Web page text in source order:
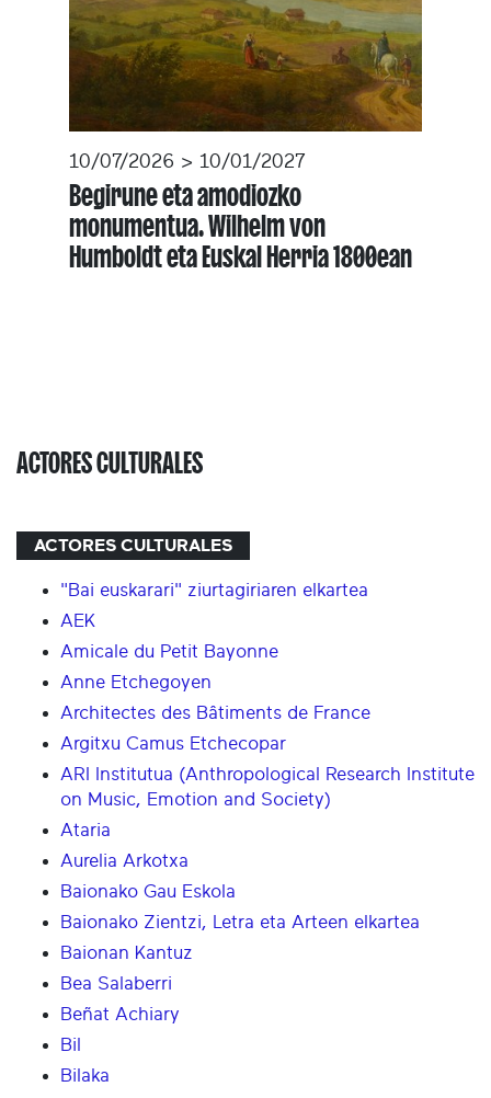
10/07/2026 > 10/01/2027
Begirune eta amodiozko
monumentua. Wilhelm von
Humboldt eta Euskal Herria 1800ean
ACTORES CULTURALES
ACTORES CULTURALES
"Bai euskarari" ziurtagiriaren elkartea
AEK
Amicale du Petit Bayonne
Anne Etchegoyen
Architectes des Bâtiments de France
Argitxu Camus Etchecopar
ARI Institutua (Anthropological Research Institute
on Music, Emotion and Society)
Ataria
Aurelia Arkotxa
Baionako Gau Eskola
Baionako Zientzi, Letra eta Arteen elkartea
Baionan Kantuz
Bea Salaberri
Beñat Achiary
Bil
Bilaka